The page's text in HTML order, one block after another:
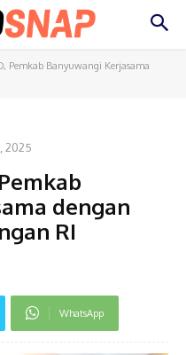
Pemkab Banyuwangi Kerjasama
2025
dengan
RI
WhatsApp